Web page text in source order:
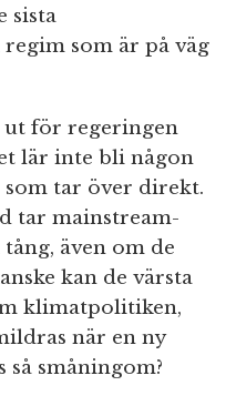
sista
som är på väg
ut för regeringen
lär inte bli någon
tar över direkt.
tar mainstream-
även om de
kan de värsta
klimatpolitiken,
när en ny
småningom?